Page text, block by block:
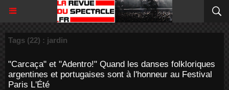
Tags (22) : jardin
"Carcaça" et "Adentro!" Quand les danses folkloriques
argentines et portugaises sont à l'honneur au Festival
Paris L'Été